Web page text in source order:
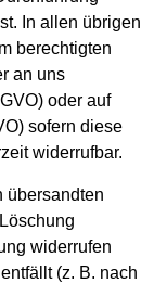
In allen übrigen
berechtigten
an uns
oder auf
sofern diese
widerrufbar.
übersandten
widerrufen
(z. B. nach